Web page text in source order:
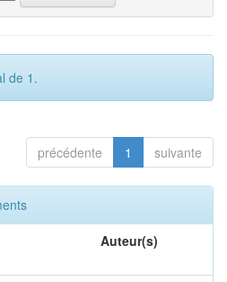
de 1.
précédente 1 suivante
Auteur(s)